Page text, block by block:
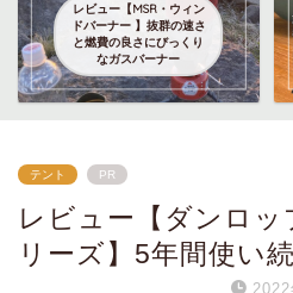
レビュー【MSR・ウィン
ドバーナー 】抜群の速さ
と燃費の良さにびっくり
なガスバーナー
テント PR
レビュー【ダンロッ
リーズ】5年間使い
2022